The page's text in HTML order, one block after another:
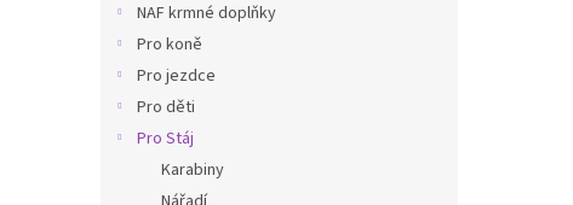
NAF krmné doplňky
Pro koně
Pro jezdce
Pro děti
Pro Stáj
Karabiny